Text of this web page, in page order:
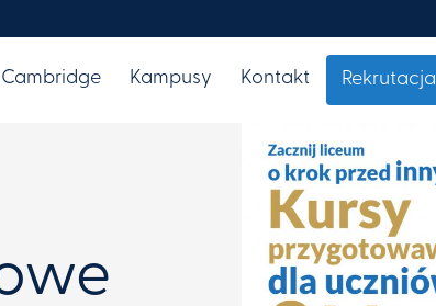
Cambridge Kampusy Kontakt Rekrutacja